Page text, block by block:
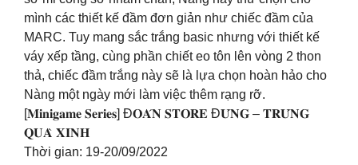
mình các thiết kế đầm đơn giản như chiếc đầm của
MARC. Tuy mang sắc trắng basic nhưng với thiết kế
váy xếp tầng, cùng phần chiết eo tôn lên vòng 2 thon
thả, chiếc đầm trắng này sẽ là lựa chọn hoàn hảo cho
Nàng một ngày mới làm việc thêm rạng rỡ.
[𝐌𝐢𝐧𝐢𝐠𝐚𝐦𝐞 𝐒𝐞𝐫𝐢𝐞𝐬] Đ𝐎𝐀́𝐍 𝐒𝐓𝐎𝐑𝐄 Đ𝐔́𝐍𝐆 – 𝐓𝐑𝐔́𝐍𝐆
𝐐𝐔𝐀̀ 𝐗𝐈𝐍𝐇
Thời gian: 19-20/09/2022